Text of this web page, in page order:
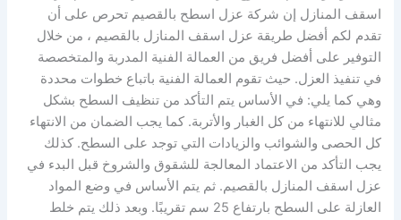
اسقف المنازل إن شركة عزل اسطح بالقصيم تحرص على أن
تقدم لكم أفضل طريقة عزل اسقف المنازل بالقصيم ، من خلال
التوفير على أفضل فريق من العمالة الفنية المدربة والمتخصصة
في تنفيذ العزل. حيث تقوم العمالة الفنية باتباع خطوات محددة
وهي كما يلي: في الأساس يتم التأكد من تنظيف السطح بشكل
مثالي للانتهاء من كل الغبار والأتربة. كما يجب الضمان من الانتهاء
كل الحصى والشوائب والزيادات التي توجد على السطح. كذلك
يجب التأكد من الاعتماد المعالجة للشقوق والشروخ قبل البدء في
عزل اسقف المنازل بالقصيم. ثم يتم الأساس في وضع المواد
العازلة على السطح بارتفاع 25 سم تقريبًا. وبعد ذلك يتم خلط